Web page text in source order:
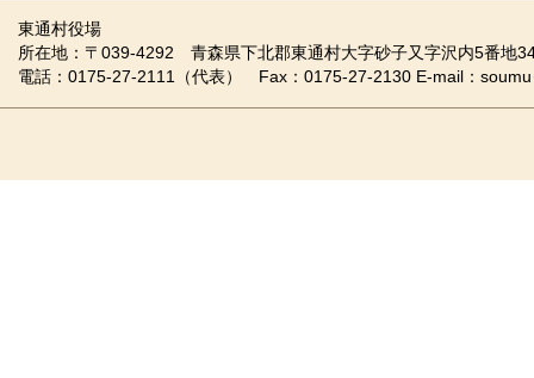
東通村役場
所在地：〒039-4292 青森県下北郡東通村大字砂子又字沢内5番地
電話：0175-27-2111（代表） Fax：0175-27-2130 E-mail：